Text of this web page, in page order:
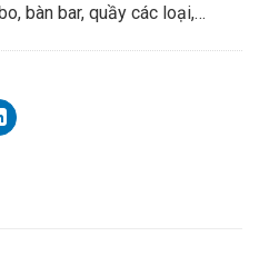
bàn bar, quầy các loại,…